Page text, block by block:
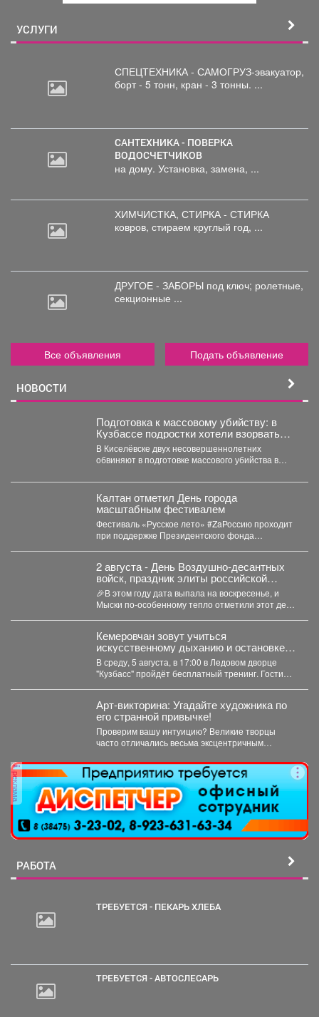
УСЛУГИ
СПЕЦТЕХНИКА - САМОГРУЗ-эвакуатор,
борт - 5 тонн, кран - 3 тонны. ...
САНТЕХНИКА - ПОВЕРКА
ВОДОСЧЕТЧИКОВ
на дому. Установка, замена, ...
ХИМЧИСТКА, СТИРКА - СТИРКА
ковров, стираем круглый год, ...
ДРУГОЕ - ЗАБОРЫ под ключ; ролетные,
секционные ...
Все объявления Подать объявление
НОВОСТИ
Подготовка к массовому убийству: в
Кузбассе подростки хотели взорвать
школу
В Киселёвске двух несовершеннолетних
обвиняют в подготовке массового убийства в
Калтан отметил День города
масштабным фестивалем
Фестиваль «Русское лето» #ZaРоссию проходит
при поддержке Президентского фонда
2 августа - День Воздушно‑десантных
войск, праздник элиты российской
армии
🎉В этом году дата выпала на воскресенье, и
Мыски по‑особенному тепло отметили этот день!
Кемеровчан зовут учиться
искусственному дыханию и остановке
кровотечения
В среду, 5 августа, в 17:00 в Ледовом дворце
"Кузбасс" пройдёт бесплатный тренинг. Гости
Арт-викторина: Угадайте художника по
его странной привычке!
Проверим вашу интуицию? Великие творцы
часто отличались весьма эксцентричным
правильного...
реклама
РАБОТА
ТРЕБУЕТСЯ - ПЕКАРЬ ХЛЕБА
ТРЕБУЕТСЯ - АВТОСЛЕСАРЬ